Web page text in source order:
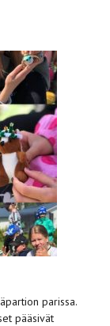
parissa.
pääsivät